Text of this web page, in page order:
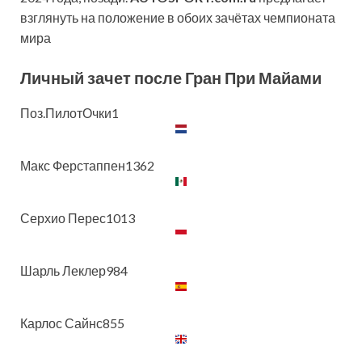
взглянуть на положение в обоих зачётах чемпионата
мира
Личный зачет после Гран При Майами
Поз.ПилотОчки1
Макс Ферстаппен1362
Серхио Перес1013
Шарль Леклер984
Карлос Сайнс855